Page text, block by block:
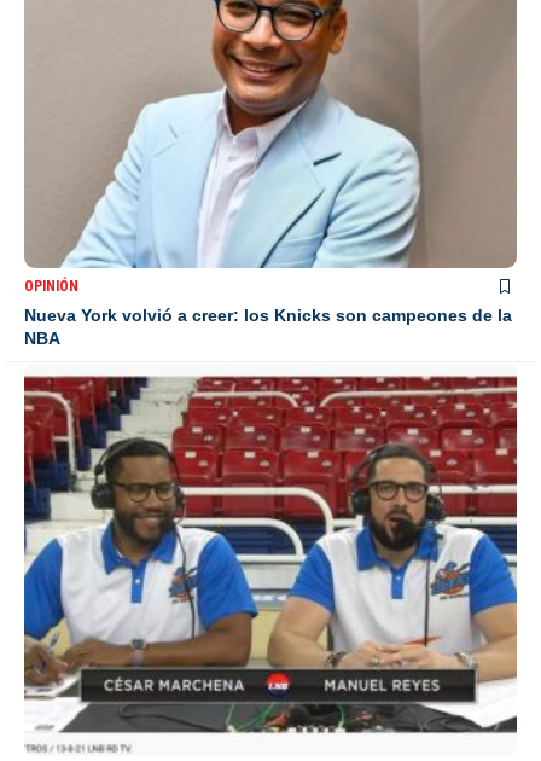
OPINIÓN
Nueva York volvió a creer: los Knicks son campeones de la
NBA